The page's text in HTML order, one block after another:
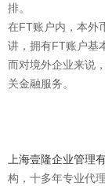
排。
在FT账户内，本外
讲，拥有FT账户基
而对境外企业来说
关金融服务。
上海壹隆企业管理
构，十多年专业代理